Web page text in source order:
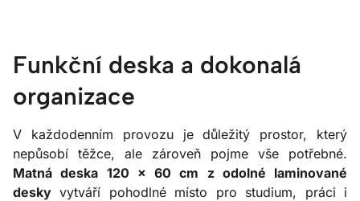
Funkční deska a dokonalá
organizace
V každodenním provozu je důležitý prostor, který
nepůsobí těžce, ale zároveň pojme vše potřebné.
Matná deska 120 × 60 cm z odolné laminované
desky vytváří pohodlné místo pro studium, práci i